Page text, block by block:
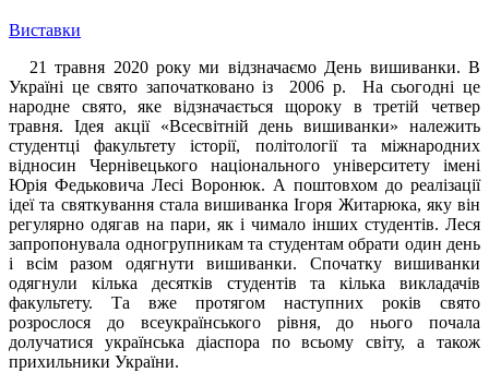
Виставки
21 травня 2020 року ми відзначаємо День вишиванки. В
Україні це свято започатковано із 2006 р. На сьогодні це
народне свято, яке відзначається щороку в третій четвер
травня. Ідея акції «Всесвітній день вишиванки» належить
студентці факультету історії, політології та міжнародних
відносин Чернівецького національного університету імені
Юрія Федьковича Лесі Воронюк. А поштовхом до реалізації
ідеї та святкування стала вишиванка Ігоря Житарюка, яку він
регулярно одягав на пари, як і чимало інших студентів. Леся
запропонувала одногрупникам та студентам обрати один день
і всім разом одягнути вишиванки. Спочатку вишиванки
одягнули кілька десятків студентів та кілька викладачів
факультету. Та вже протягом наступних років свято
розрослося до всеукраїнського рівня, до нього почала
долучатися українська діаспора по всьому світу, а також
прихильники України.